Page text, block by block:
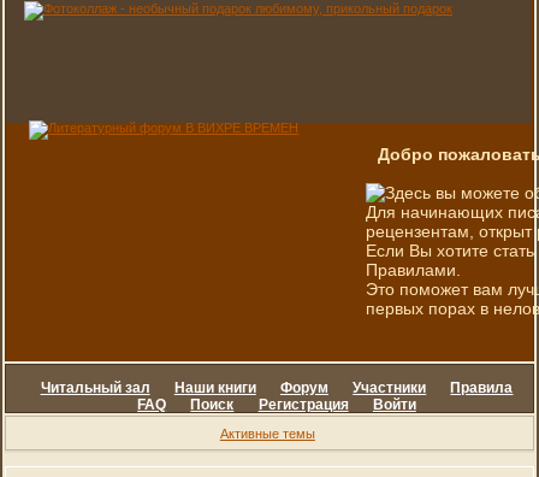
Добро
Здесь вы можете
Для начинающих
рецензентам, открыт
Если Вы хотите
Правилами.
Это поможет вам
первых порах в
Читальный зал Наши книги Форум Участники
Правила
FAQ
Поиск Регистрация Войти
Активные темы